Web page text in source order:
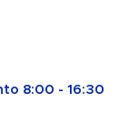
8:00 - 16:30